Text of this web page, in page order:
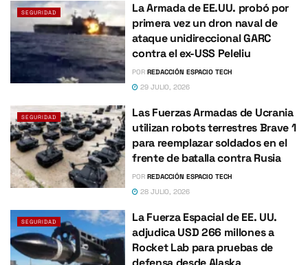
SEGURIDAD
La Armada de EE.UU. probó por
primera vez un dron naval de
ataque unidireccional GARC
contra el ex-USS Peleliu
POR REDACCIÓN ESPACIO TECH
29 JULIO, 2026
SEGURIDAD
Las Fuerzas Armadas de Ucrania
utilizan robots terrestres Brave 1
para reemplazar soldados en el
frente de batalla contra Rusia
POR REDACCIÓN ESPACIO TECH
28 JULIO, 2026
SEGURIDAD
La Fuerza Espacial de EE. UU.
adjudica USD 266 millones a
Rocket Lab para pruebas de